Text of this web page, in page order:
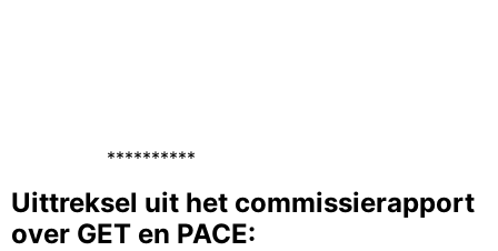
**********
Uittreksel uit het commissierapport
over GET en PACE: